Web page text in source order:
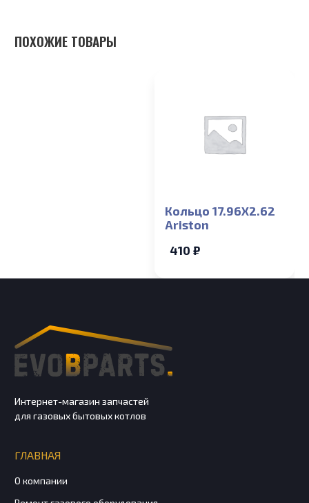
ПОХОЖИЕ ТОВАРЫ
Кольцо 17.96X2.62
Ariston
410 ₽
Интернет-магазин запчастей
для газовых бытовых котлов
ГЛАВНАЯ
О компании